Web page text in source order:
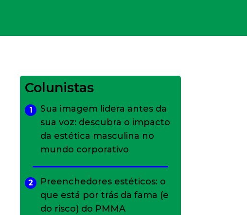
Colunistas
1
Sua imagem lidera antes da
sua voz: descubra o impacto
da estética masculina no
mundo corporativo
2
Preenchedores estéticos: o
que está por trás da fama (e
do risco) do PMMA